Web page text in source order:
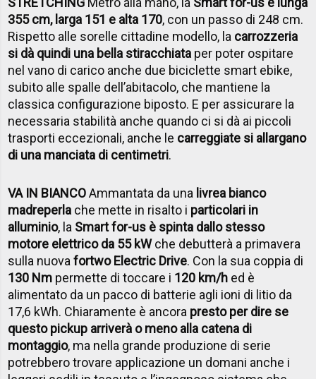
355 cm, larga 151 e alta 170, con un passo di 248 cm.
Rispetto alle sorelle cittadine modello, la carrozzeria
si dà quindi una bella stiracchiata per poter ospitare
nel vano di carico anche due biciclette smart ebike,
subito alle spalle dell’abitacolo, che mantiene la
classica configurazione biposto. E per assicurare la
necessaria stabilità anche quando ci si dà ai piccoli
trasporti eccezionali, anche le carreggiate si allargano
di una manciata di centimetri.
VA IN BIANCOAmmantata da una livrea bianco
madreperla che mette in risalto i particolari in
alluminio, la Smart for-us è spinta dallo stesso
motore elettrico da 55 kWche debutterà a primavera
sulla nuovafortwo Electric Drive. Con la sua coppia di
130 Nm permette di toccare i 120 km/h ed è
alimentato da un pacco di batterie agli ioni di litio da
17,6 kWh. Chiaramente è ancora presto per dire se
questo pickup arriverà o meno alla catena di
montaggio, ma nella grande produzione di serie
potrebbero trovare applicazione un domani anche i